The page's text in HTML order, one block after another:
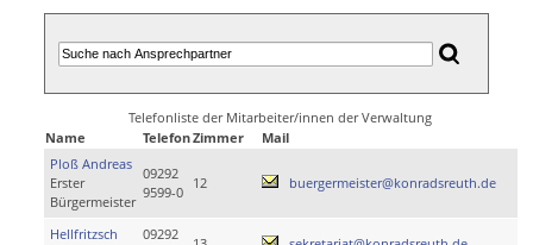
Telefonliste der Mitarbeiter/innen der Verwaltung
Name
TelefonZimmer
Mail
Ploß Andreas
Erster
Bürgermeister
09292
9599-0
12 buergermeister@konradsreuth.de
Hellfritzsch
09292